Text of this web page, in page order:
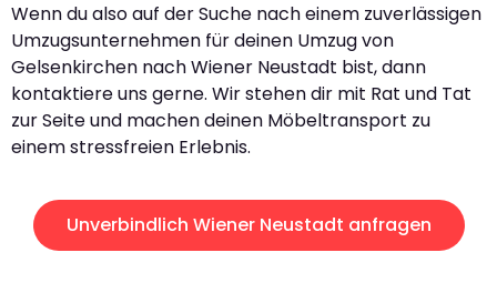
Wenn du also auf der Suche nach einem zuverlässigen
Umzugsunternehmen für deinen Umzug von
Gelsenkirchen nach Wiener Neustadt bist, dann
kontaktiere uns gerne. Wir stehen dir mit Rat und Tat
zur Seite und machen deinen Möbeltransport zu
einem stressfreien Erlebnis.
Unverbindlich Wiener Neustadt anfragen